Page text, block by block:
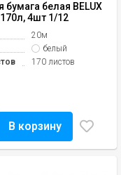
бумага белая BELUX
4шт 1/12
20м
белый
170 листов
В корзину